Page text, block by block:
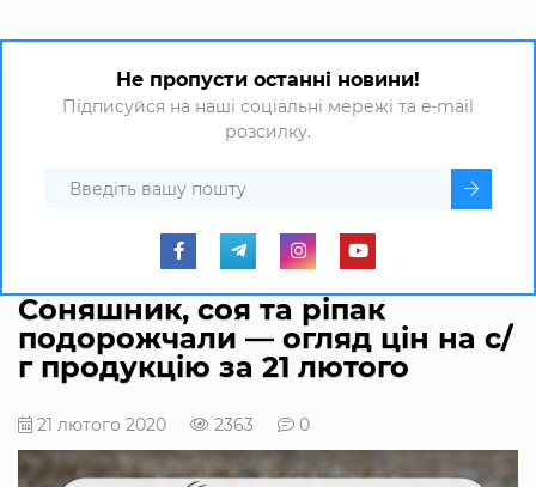
Не пропусти останні новини!
Підписуйся на наші соціальні мережі та e-mail
розсилку.
Соняшник, соя та ріпак
подорожчали — огляд цін на с/
г продукцію за 21 лютого
21 лютого 2020 2363 0